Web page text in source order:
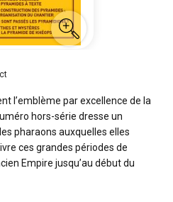
l’emblème par excellence de la
hors-série dresse un
pharaons auxquelles elles
ces grandes périodes de
Empire jusqu’au début du